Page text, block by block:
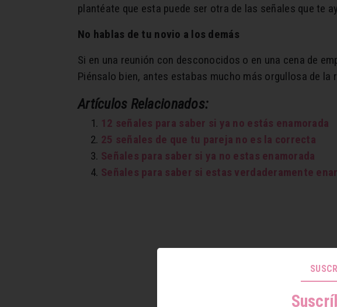
plantéate que esta puede ser otra de las señales que te
No hablas de tu novio a los demás
Si en una reunión con desconocidos o en una cena de
Piénsalo bien, antes estabas mucho más orgullosa de la
Artículos Relacionados:
12 señales para saber si ya no estás enamorada
25 señales de que tu pareja no es la correcta
Señales para saber si ya no estas enamorada
Señales para saber si estas verdaderamente